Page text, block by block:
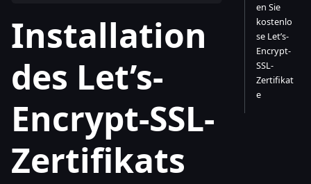
Installation
des Let’s-
Encrypt-SSL-
Zertifikats
en Sie
kostenlo
se Let’s-
Encrypt-
SSL-
Zertifikat
e